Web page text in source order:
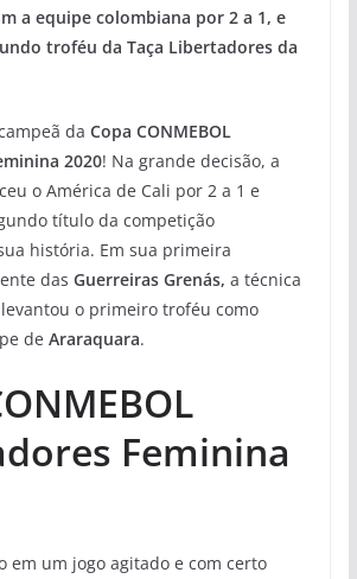
a equipe colombiana por 2 a 1, e
troféu da Taça Libertadores da
da Copa CONMEBOL
2020! Na grande decisão, a
o América de Cali por 2 a 1 e
título da competição
história. Em sua primeira
das Guerreiras Grenás, a técnica
o primeiro troféu como
de Araraquara.
Feminina
em um jogo agitado e com certo